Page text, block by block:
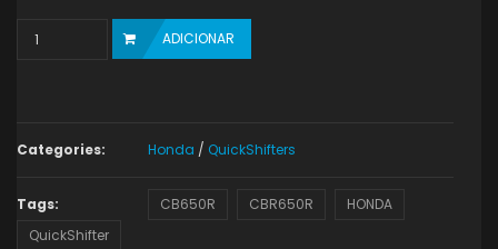
Quantity ADICIONAR
Categories: Honda / QuickShifters
Tags: CB650R CBR650R
HONDA
QuickShifter